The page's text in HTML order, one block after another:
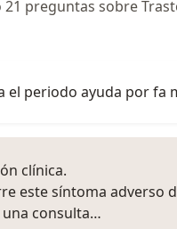
preguntas sobre
el periodo ayuda por fa
clínica.
este síntoma adverso
una consulta…